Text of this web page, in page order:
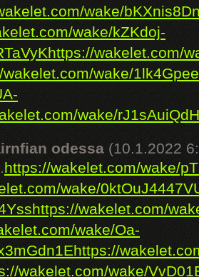
wake/
wake/kZKdoj-
https://wakelet.com/
wake/
wake/
odessa (10.1.2022
https://wakelet.com/wake/
wake/
https://wakelet.com/
wake/Oa-
https://
wakelet.com/wake/